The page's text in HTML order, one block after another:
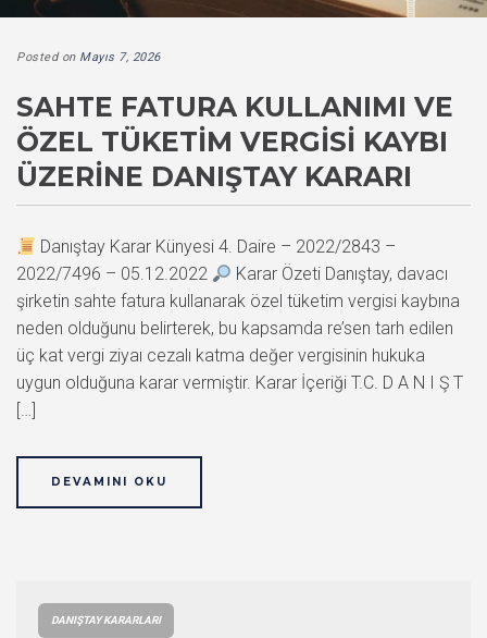
Posted on Mayıs 7, 2026
SAHTE FATURA KULLANIMI VE
ÖZEL TÜKETIM VERGISI KAYBI
ÜZERINE DANIŞTAY KARARI
Danıştay Karar Künyesi 4. Daire – 2022/2843 –
2022/7496 – 05.12.2022
Karar Özeti Danıştay, davacı
şirketin sahte fatura kullanarak özel tüketim vergisi kaybına
neden olduğunu belirterek, bu kapsamda re’sen tarh edilen
üç kat vergi ziyaı cezalı katma değer vergisinin hukuka
uygun olduğuna karar vermiştir. Karar İçeriği T.C. D A N I Ş T
[…]
DEVAMINI OKU
DANIŞTAY KARARLARI